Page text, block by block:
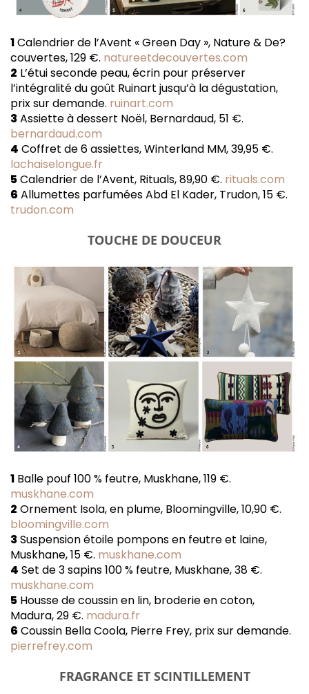
1Calendrier de l’Avent « Green Day », Nature & De?
couvertes, 129 €. natureetdecouvertes.com
2 L’étui seconde peau, écrin pour préserver
l’intégralité du goût Ruinart jusqu’à la dégustation,
prix sur demande. ruinart.com
3Assiette à dessert Noël, Bernardaud, 51 €.
bernardaud.com
4 Coffret de 6 assiettes, Winterland MM, 39,95 €.
lachaiselongue.fr
5Calendrier de l’Avent, Rituals, 89,90 €. rituals.com
6Allumettes parfumées Abd El Kader, Trudon, 15 €.
trudon.com
TOUCHE DE DOUCEUR
1 Balle pouf 100 % feutre, Muskhane, 119 €.
muskhane.com
2 Ornement Isola, en plume, Bloomingville, 10,90 €.
bloomingville.com
3Suspension étoile pompons en feutre et laine,
Muskhane, 15 €. muskhane.com
4 Set de 3 sapins 100 % feutre, Muskhane, 38 €.
muskhane.com
5 Housse de coussin en lin, broderie en coton,
Madura, 29 €. madura.fr
6Coussin Bella Coola, Pierre Frey, prix sur demande.
pierrefrey.com
FRAGRANCE ET SCINTILLEMENT